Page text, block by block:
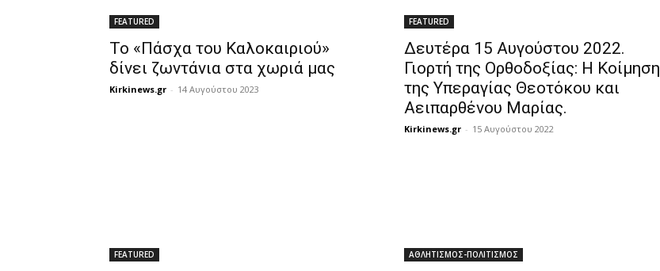
FEATURED
Το «Πάσχα του Καλοκαιριού»
δίνει ζωντάνια στα χωριά μας
Kirkinews.gr - 14 Αυγούστου 2023
FEATURED
Δευτέρα 15 Αυγούστου 2022.
Γιορτή της Ορθοδοξίας: Η Κοίμηση
της Υπεραγίας Θεοτόκου και
Αειπαρθένου Μαρίας.
Kirkinews.gr - 15 Αυγούστου 2022
FEATURED ΑΘΛΗΤΙΣΜΟΣ-ΠΟΛΙΤΙΣΜΟΣ